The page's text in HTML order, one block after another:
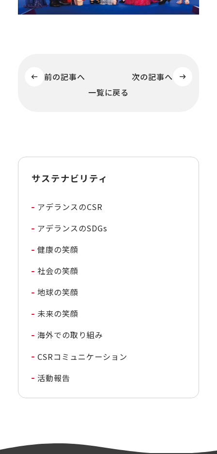
前の記事へ
一覧に戻る
次の記事へ
サステナビリティ
アデランスのCSR
アデランスのSDGs
健康の笑顔
社会の笑顔
地球の笑顔
未来の笑顔
海外での取り組み
CSRコミュニケーション
活動報告